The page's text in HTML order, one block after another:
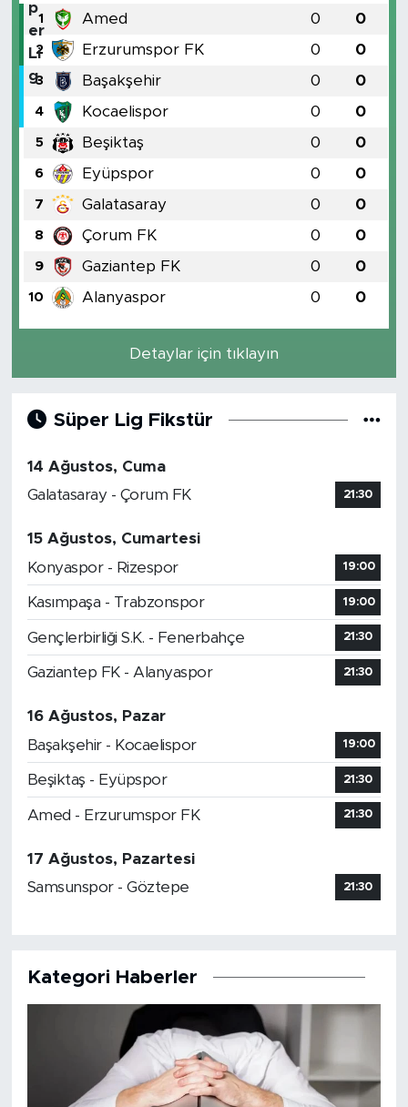
1 Amed 0 0
2 Erzurumspor FK 0 0
3 Başakşehir 0 0
4 Kocaelispor 0 0
5 Beşiktaş 0 0
6 Eyüpspor 0 0
7 Galatasaray 0 0
8 Çorum FK 0 0
9 Gaziantep FK 0 0
10 Alanyaspor 0 0
Detaylar için tıklayın
Süper Lig Fikstür
14 Ağustos, Cuma
Galatasaray - Çorum FK
21:30
15 Ağustos, Cumartesi
Konyaspor - Rizespor
19:00
Kasımpaşa - Trabzonspor 19:00
Gençlerbirliği S.K. - Fenerbahçe 21:30
Gaziantep FK - Alanyaspor 21:30
16 Ağustos, Pazar
Başakşehir - Kocaelispor
19:00
Beşiktaş - Eyüpspor 21:30
Amed - Erzurumspor FK 21:30
17 Ağustos, Pazartesi
Samsunspor - Göztepe
21:30
Kategori Haberler